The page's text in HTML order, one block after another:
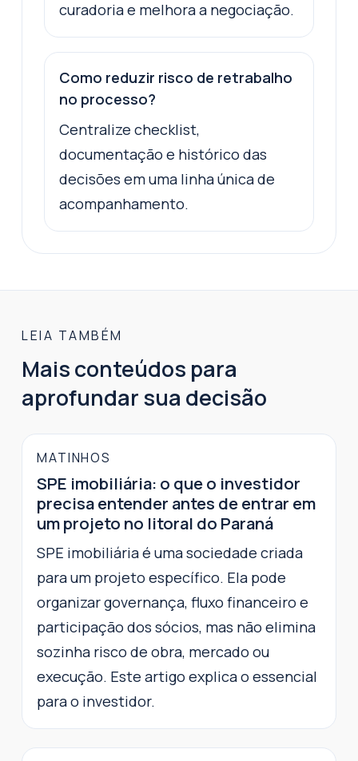
curadoria e melhora a negociação.
Como reduzir risco de retrabalho
no processo?
Centralize checklist,
documentação e histórico das
decisões em uma linha única de
acompanhamento.
LEIA TAMBÉM
Mais conteúdos para
aprofundar sua decisão
MATINHOS
SPE imobiliária: o que o investidor
precisa entender antes de entrar em
um projeto no litoral do Paraná
SPE imobiliária é uma sociedade criada
para um projeto específico. Ela pode
organizar governança, fluxo financeiro e
participação dos sócios, mas não elimina
sozinha risco de obra, mercado ou
execução. Este artigo explica o essencial
para o investidor.